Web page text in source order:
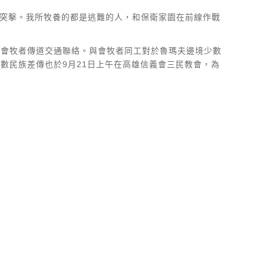
擊。我所牧養的都是逃難的人，和保衛家園在前線作戰
牧者傳道交通聯絡。與會牧者同工對於魯瑪夫邊境少數
民族差傳也於9月21日上午在高雄信義會三民教會，為